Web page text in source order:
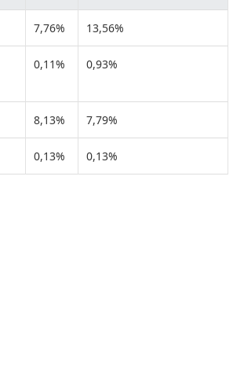
7,76% 13,56%
0,11% 0,93%
8,13% 7,79%
0,13% 0,13%